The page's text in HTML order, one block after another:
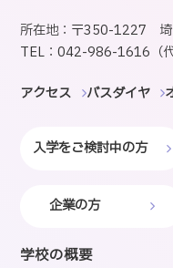
所在地：〒350-1227 埼
TEL：042-986-1616（
アクセス バスダイヤ
入学をご検討中の方
企業の方
学校の概要